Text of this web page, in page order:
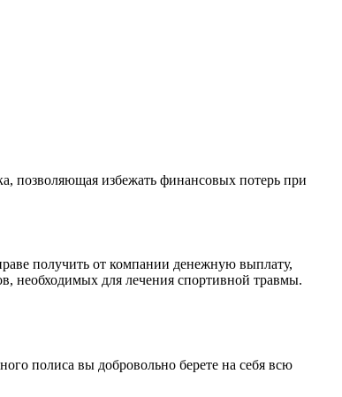
позволяющая избежать финансовых потерь при
получить от компании денежную выплату,
необходимых для лечения спортивной травмы.
полиса вы добровольно берете на себя всю